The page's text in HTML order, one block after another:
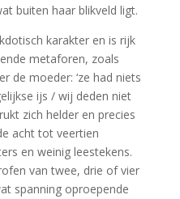
buiten haar blikveld ligt.
karakter en is rijk
metaforen, zoals
de moeder: ‘ze had niets
ijs / wij deden niet
zich helder en precies
acht tot veertien
en weinig leestekens.
van twee, drie of vier
spanning oproepende